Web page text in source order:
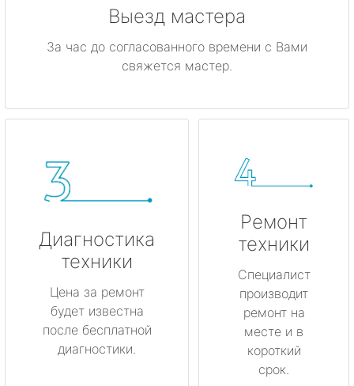
Выезд мастера
За час до согласованного времени с Вами
свяжется мастер.
Диагностика
техники
Цена за ремонт
будет известна
после бесплатной
диагностики.
Ремонт
техники
Специалист
производит
ремонт на
месте и в
короткий
срок.